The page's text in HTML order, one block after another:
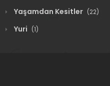
Yaşamdan Kesitler (22)
Yuri (1)